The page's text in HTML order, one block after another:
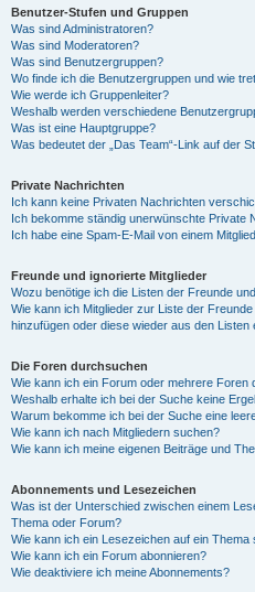
Benutzer-Stufen und Gruppen
Was sind Administratoren?
Was sind Moderatoren?
Was sind Benutzergruppen?
Wo finde ich die Benutzergruppen und wie
Wie werde ich Gruppenleiter?
Weshalb werden verschiedene
Was ist eine Hauptgruppe?
Was bedeutet der „Das Team“-Link auf der
Private Nachrichten
Ich kann keine Privaten Nachrichten
Ich bekomme ständig unerwünschte Private
Ich habe eine Spam-E-Mail von einem
Freunde und ignorierte Mitglieder
Wozu benötige ich die Listen der Freunde
Wie kann ich Mitglieder zur Liste der
hinzufügen oder diese wieder aus den Listen
Die Foren durchsuchen
Wie kann ich ein Forum oder mehrere Foren
Weshalb erhalte ich bei der Suche keine
Warum bekomme ich bei der Suche eine
Wie kann ich nach Mitgliedern suchen?
Wie kann ich meine eigenen Beiträge und
Abonnements und Lesezeichen
Was ist der Unterschied zwischen einem
Thema oder Forum?
Wie kann ich ein Lesezeichen auf ein
Wie kann ich ein Forum abonnieren?
Wie deaktiviere ich meine Abonnements?